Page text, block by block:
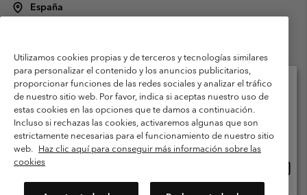
España
Condiciones de uso
Terminos de Venta
Garantía
Política de Privacidad
Términos y condiciones del programa de miembros
Términos De Uso Del Contenido Generado Por Los Usuarios
Impressum
Cookies Public CBCR
Utilizamos cookies propias y de terceros y tecnologías similares
para personalizar el contenido y los anuncios publicitarios,
proporcionar funciones de las redes sociales y analizar el tráfico
de nuestro sitio web. Por favor, indica si aceptas nuestro uso de
estas cookies en las opciones que te damos a continuación.
Incluso si rechazas las cookies, activaremos algunas que son
estrictamente necesarias para el funcionamiento de nuestro sitio
web. Haz clic aquí para conseguir más información sobre las
cookies
Selecciona tu país e idioma envío
Compras en línea disponibles